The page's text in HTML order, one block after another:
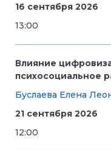
16 сентября 2026
13:00
Влияние
психосоциальное
Буслаева Елена
21 сентября 2026
12:00